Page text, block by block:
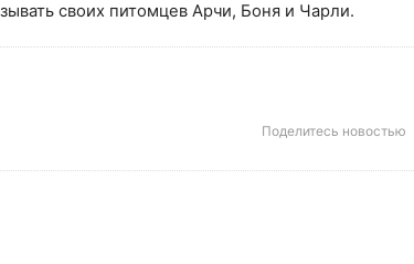
своих питомцев Арчи, Боня и Чарли.
Поделитесь новостью